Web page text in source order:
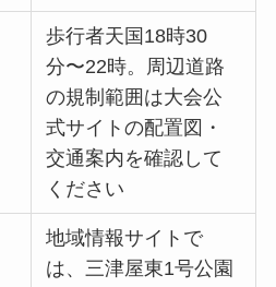
歩行者天国18時30
分〜22時。周辺道路
の規制範囲は大会公
式サイトの配置図・
交通案内を確認して
ください
地域情報サイトで
は、三津屋東1号公園